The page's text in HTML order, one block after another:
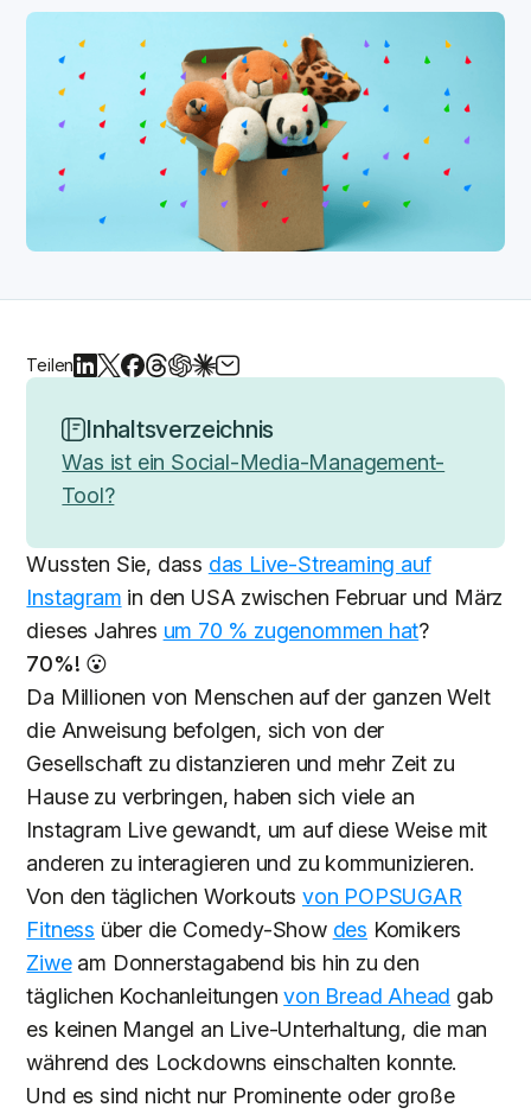
Teilen
Inhaltsverzeichnis
Was ist ein Social-Media-Management-
Tool?
Wussten Sie, dass das Live-Streaming auf
Instagram in den USA zwischen Februar und März
dieses Jahres um 70 % zugenommen hat?
70%! 😮
Da Millionen von Menschen auf der ganzen Welt
die Anweisung befolgen, sich von der
Gesellschaft zu distanzieren und mehr Zeit zu
Hause zu verbringen, haben sich viele an
Instagram Live gewandt, um auf diese Weise mit
anderen zu interagieren und zu kommunizieren.
Von den täglichen Workouts von POPSUGAR
Fitness über die Comedy-Show des Komikers
Ziweam Donnerstagabend bis hin zu den
täglichen Kochanleitungenvon Bread Ahead gab
es keinen Mangel an Live-Unterhaltung, die man
während des Lockdowns einschalten konnte.
Und es sind nicht nur Prominente oder große